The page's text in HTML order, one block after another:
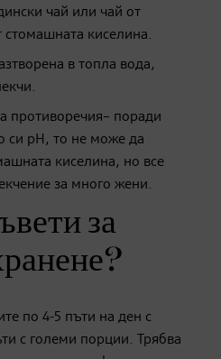
чай или чай от
киселина.
в топла вода,
противоречия– поради
си рН, то не може да
киселина, но все
за много жени.
за
по 4-5 пъти на ден с
с големи порции. Трябва